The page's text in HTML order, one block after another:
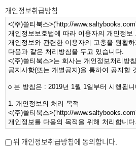
개인정보취급방침
위 개인정보취급방침에 동의합니다.